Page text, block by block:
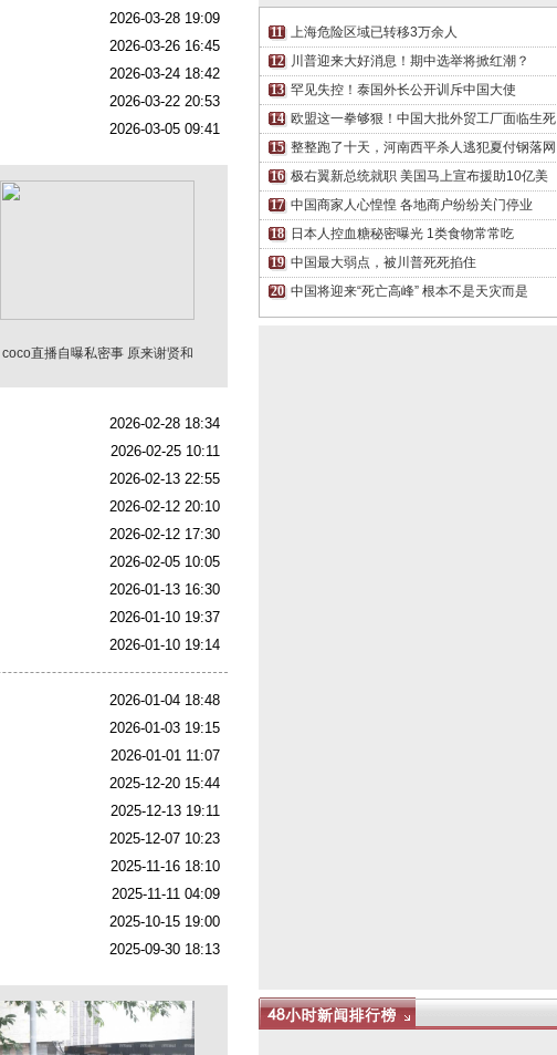
2026-03-28 19:09
2026-03-26 16:45
2026-03-24 18:42
2026-03-22 20:53
2026-03-05 09:41
coco直播自曝私密事 原来谢贤和
2026-02-28 18:34
2026-02-25 10:11
2026-02-13 22:55
2026-02-12 20:10
2026-02-12 17:30
2026-02-05 10:05
2026-01-13 16:30
2026-01-10 19:37
2026-01-10 19:14
2026-01-04 18:48
2026-01-03 19:15
2026-01-01 11:07
2025-12-20 15:44
2025-12-13 19:11
2025-12-07 10:23
2025-11-16 18:10
2025-11-11 04:09
2025-10-15 19:00
2025-09-30 18:13
上海危险区域已转移3万余人
川普迎来大好消息！期中选举将掀红潮？
罕见失控！泰国外长公开训斥中国大使
欧盟这一拳够狠！中国大批外贸工厂面临生死
整整跑了十天，河南西平杀人逃犯夏付钢落网
极右翼新总统就职 美国马上宣布援助10亿美
中国商家人心惶惶 各地商户纷纷关门停业
日本人控血糖秘密曝光 1类食物常常吃
中国最大弱点，被川普死死掐住
中国将迎来“死亡高峰” 根本不是天灾而是